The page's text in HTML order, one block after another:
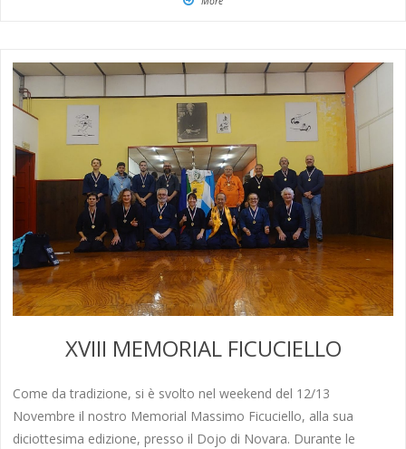
XVIII MEMORIAL FICUCIELLO
Come da tradizione, si è svolto nel weekend del 12/13
Novembre il nostro Memorial Massimo Ficuciello, alla sua
diciottesima edizione, presso il Dojo di Novara. Durante le